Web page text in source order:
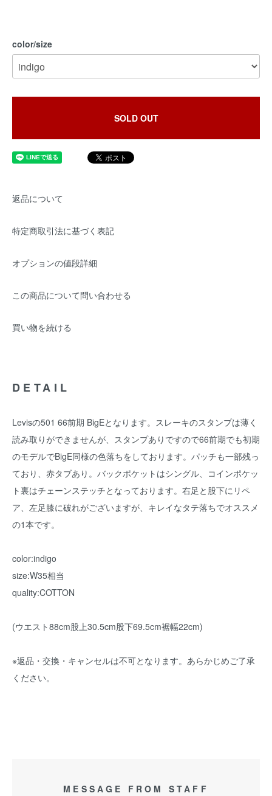
color/size
SOLD OUT
返品について
特定商取引法に基づく表記
オプションの値段詳細
この商品について問い合わせる
買い物を続ける
DETAIL
Levisの501 66前期 BigEとなります。スレーキのスタンプは薄く
読み取りができませんが、スタンプありですので66前期でも初期
のモデルでBigE同様の色落ちをしております。パッチも一部残っ
ており、赤タブあり。バックポケットはシングル、コインポケッ
ト裏はチェーンステッチとなっております。右足と股下にリペ
ア、左足膝に破れがございますが、キレイなタテ落ちでオススメ
の1本です。
color:indigo
size:W35相当
quality:COTTON
(ウエスト88cm股上30.5cm股下69.5cm裾幅22cm)
※返品・交換・キャンセルは不可となります。あらかじめご了承
ください。
MESSAGE FROM STAFF